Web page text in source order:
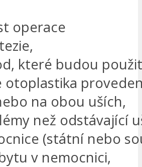
operace
které budou
otoplastika
na obou uších,
než odstávající
(státní nebo
v nemocnici,